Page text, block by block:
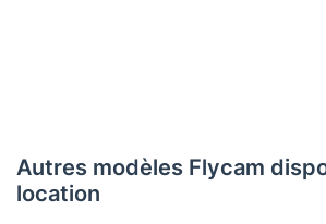
Autres modèles Flycam
location